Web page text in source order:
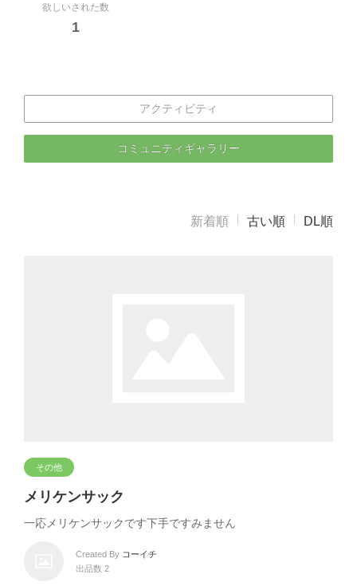
欲しいされた数
1
アクティビティ
コミュニティギャラリー
新着順 古い順 DL順
その他
メリケンサック
一応メリケンサックです下手ですみません
Created By コーイチ
出品数 2